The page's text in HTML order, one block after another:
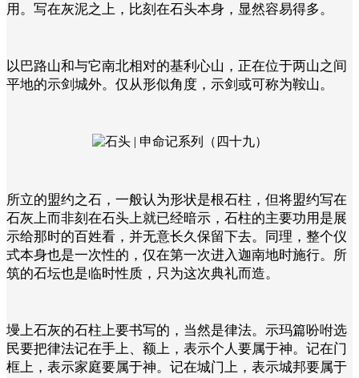
用。写在灰泥之上，比刻在石头本身，显然容易得多。
以巴路山和与它南北相对的基利心山，正在位于两山之间
平地的示剑城外。仅从形似角度，示剑或可称为鞍山。
所立的盟约之石，一般认为形状是根石柱，但将盟约写在
石灰上而非刻在石头上就已经暗示，石柱的主要功用是展
示给那时的百姓看，并无意长久保留下去。同理，整个仪
式本身也是一次性的，仅在第一次进入迦南地时施行。
所
筑的石坛也是临时性质，只为这次典礼而造。
墁上石灰的石柱上要书写的，当然是律法。示玛篇吩咐选
民要把律法记在手上、额上，表示个人要属于神。记在门
框上，表示家庭要属于神。记在城门上，表示城邦要属于